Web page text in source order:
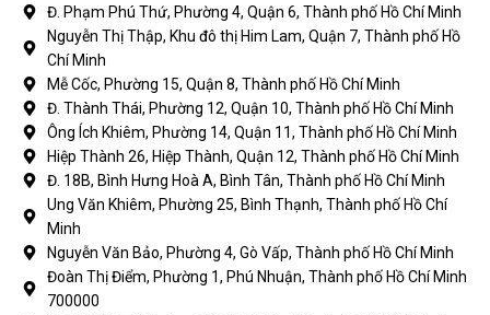
Đ. Phạm Phú Thứ, Phường 4, Quận 6, Thành phố Hồ Chí Minh
Nguyễn Thị Thập, Khu đô thị Him Lam, Quận 7, Thành phố Hồ
Chí Minh
Mễ Cốc, Phường 15, Quận 8, Thành phố Hồ Chí Minh
Đ. Thành Thái, Phường 12, Quận 10, Thành phố Hồ Chí Minh
Ông Ích Khiêm, Phường 14, Quận 11, Thành phố Hồ Chí Minh
Hiệp Thành 26, Hiệp Thành, Quận 12, Thành phố Hồ Chí Minh
Đ. 18B, Bình Hưng Hoà A, Bình Tân, Thành phố Hồ Chí Minh
Ung Văn Khiêm, Phường 25, Bình Thạnh, Thành phố Hồ Chí
Minh
Nguyễn Văn Bảo, Phường 4, Gò Vấp, Thành phố Hồ Chí Minh
Đoàn Thị Điểm, Phường 1, Phú Nhuận, Thành phố Hồ Chí Minh
700000